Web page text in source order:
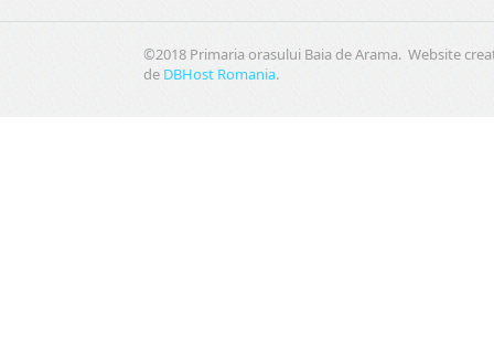
©2018 Primaria orasului Baia de Arama. Website
de DBHost Romania.